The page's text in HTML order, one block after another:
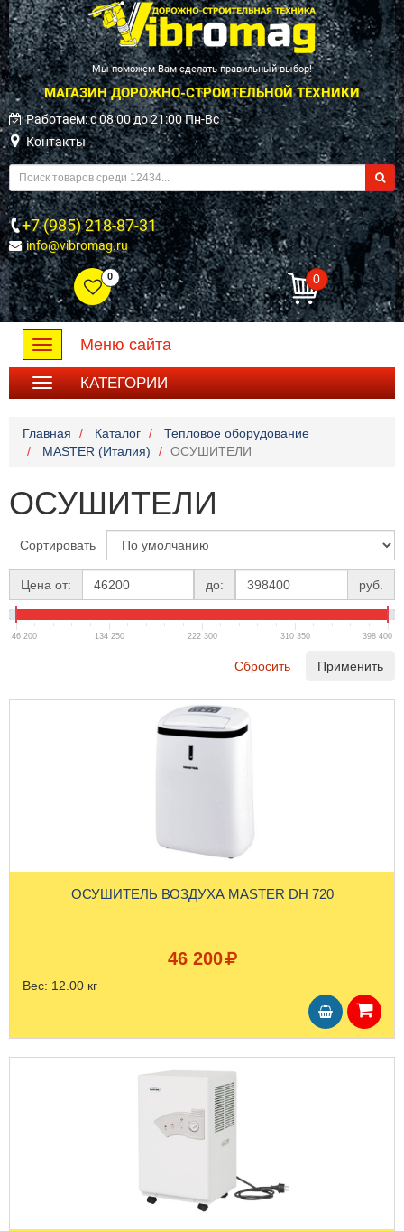
Мы поможем Вам сделать правильный выбор!
МАГАЗИН ДОРОЖНО-СТРОИТЕЛЬНОЙ ТЕХНИКИ
Работаем: c 08:00 до 21:00 Пн-Вс
Контакты
+7 (985) 218-87-31
info@vibromag.ru
0 0
Toggle
navigation
Меню сайта
КАТЕГОРИИ
Главная Каталог
Тепловое оборудование
MASTER (Италия)
ОСУШИТЕЛИ
ОСУШИТЕЛИ
Сортировать
Цена от: до: руб.
46 200 134 250 222 300 310 350 398 400
Сбросить Применить
ОСУШИТЕЛЬ ВОЗДУХА MASTER DH 720
46 200
Вес: 12.00 кг